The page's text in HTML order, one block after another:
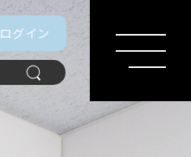
ログイン